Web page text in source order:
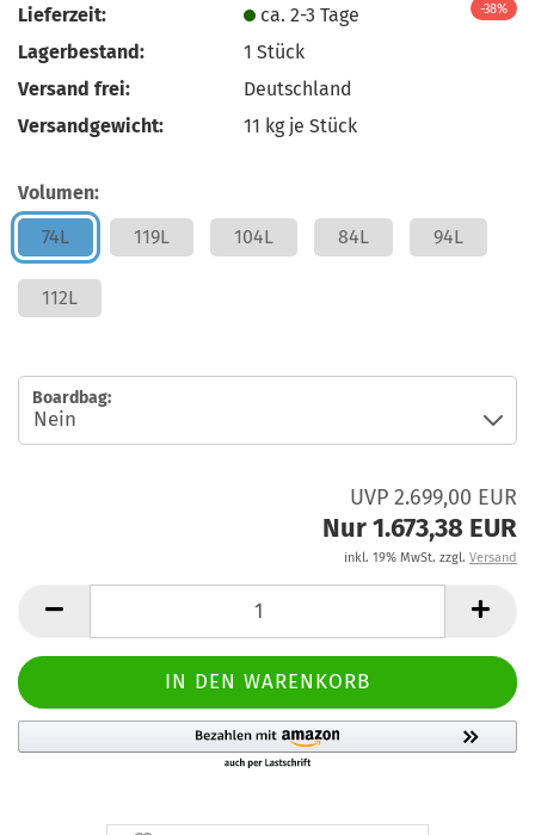
-38%
Lieferzeit:
ca. 2-3 Tage
Lagerbestand:
1Stück
Versand frei:
Deutschland
Versandgewicht:
11 kg je Stück
Volumen:
74L
119L 104L 84L 94L
112L
Boardbag:
UVP 2.699,00 EUR
Nur 1.673,38 EUR
inkl. 19% MwSt. zzgl. Versand